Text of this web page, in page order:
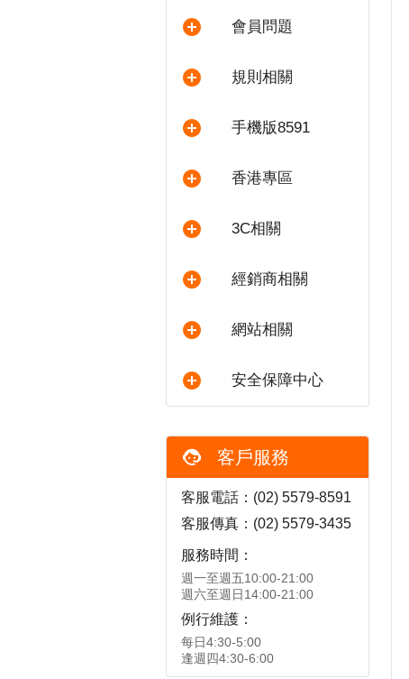
會員問題
規則相關
手機版8591
香港專區
3C相關
經銷商相關
網站相關
安全保障中心
客戶服務
客服電話：(02) 5579-8591
客服傳真：(02) 5579-3435
服務時間：
週一至週五10:00-21:00
週六至週日14:00-21:00
例行維護：
每日4:30-5:00
逢週四4:30-6:00